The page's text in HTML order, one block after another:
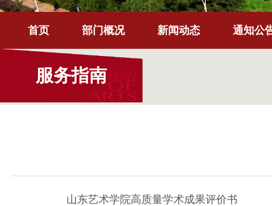
首页 部门概况 新闻动态 通知公
服务指南
山东艺术学院高质量学术成果评价书